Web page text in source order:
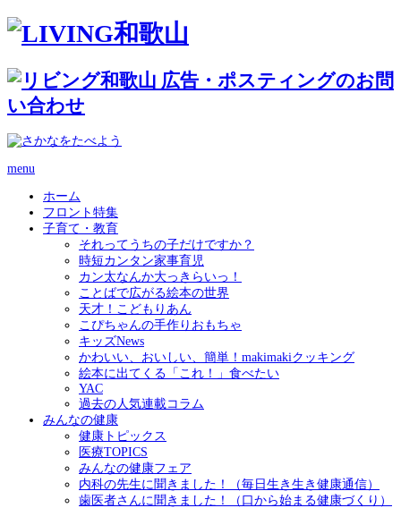
menu
ホーム
フロント特集
子育て・教育
それってうちの子だけですか？
時短カンタン家事育児
カン太なんか大っきらいっ！
ことばで広がる絵本の世界
天才！こどもりあん
こぴちゃんの手作りおもちゃ
キッズNews
かわいい、おいしい、簡単！makimakiクッキング
絵本に出てくる「これ！」食べたい
YAC
過去の人気連載コラム
みんなの健康
健康トピックス
医療TOPICS
みんなの健康フェア
内科の先生に聞きました！（毎日生き生き健康通信）
歯医者さんに聞きました！（口から始まる健康づくり）